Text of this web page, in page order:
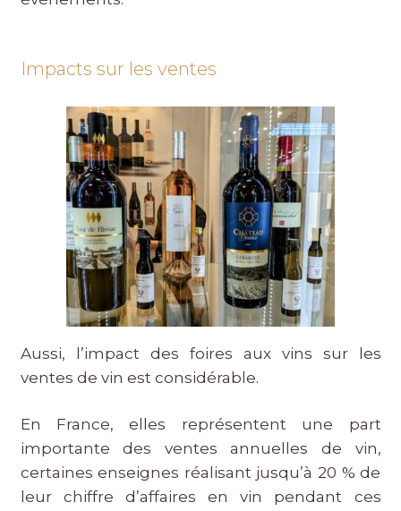
Impacts sur les ventes
Aussi, l’impact des foires aux vins sur les
ventes de vin est considérable.
En France, elles représentent une part
importante des ventes annuelles de vin,
certaines enseignes réalisant jusqu’à 20 % de
leur chiffre d’affaires en vin pendant ces